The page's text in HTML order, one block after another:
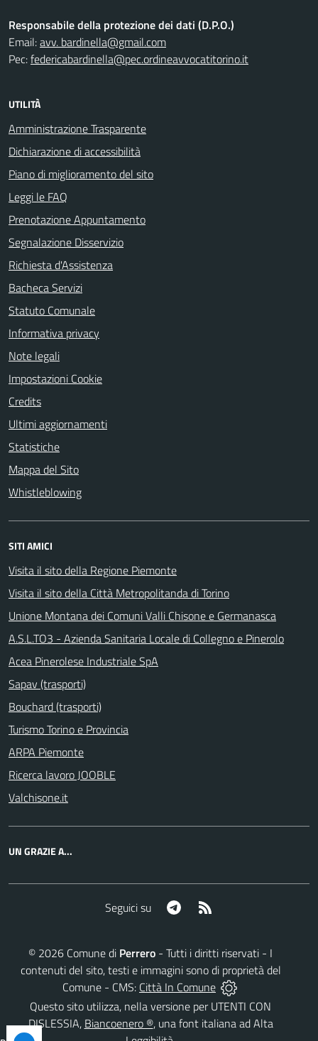
Responsabile della protezione dei dati (D.P.O.)
Email:avv. bardinella@gmail.com
Pec:federicabardinella@pec.ordineavvocatitorino.it
UTILITÀ
Amministrazione Trasparente
Dichiarazione di accessibilità
Piano di miglioramento del sito
Leggi le FAQ
Prenotazione Appuntamento
Segnalazione Disservizio
Richiesta d'Assistenza
Bacheca Servizi
Statuto Comunale
Informativa privacy
Note legali
Impostazioni Cookie
Credits
Ultimi aggiornamenti
Statistiche
Mappa del Sito
Whistleblowing
SITI AMICI
Visita il sito della Regione Piemonte
Visita il sito della Città Metropolitanda di Torino
Unione Montana dei Comuni Valli Chisone e Germanasca
A.S.L.TO3 - Azienda Sanitaria Locale di Collegno e Pinerolo
Acea Pinerolese Industriale SpA
Sapav (trasporti)
Bouchard (trasporti)
Turismo Torino e Provincia
ARPA Piemonte
Ricerca lavoro JOOBLE
Valchisone.it
UN GRAZIE A...
Seguici su Telegram
© 2026 Comune di Perrero - Tutti i diritti riservati - I
contenuti del sito, testi e immagini sono di proprietà del
Comune - CMS: Città In Comune
Questo sito utilizza, nella versione per UTENTI CON
DISLESSIA, Biancoenero ®, una font italiana ad Alta